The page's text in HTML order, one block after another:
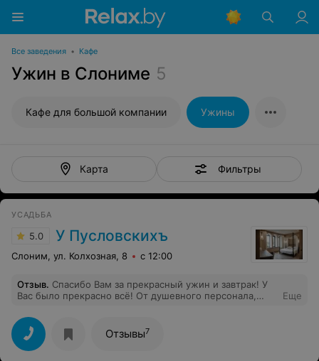
Все заведения • Кафе
Ужин в Слониме 5
Кафе для большой компании Ужины
Карта Фильтры
УСАДЬБА
5.0 У Пусловскихъ
Слоним, ул. Колхозная, 8 с 12:00
Отзыв. Спасибо Вам за прекрасный ужин и завтрак! У
Вас было прекрасно всё! От душевного персонала,
Еще
Отзывы7